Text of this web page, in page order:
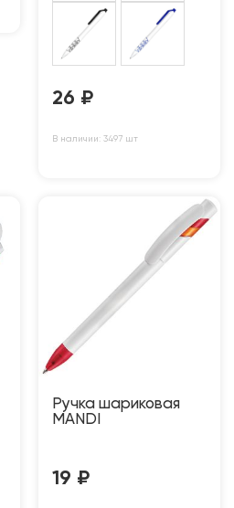
26 ₽
В наличии: 3497 шт
Ручка шариковая
MANDI
19 ₽